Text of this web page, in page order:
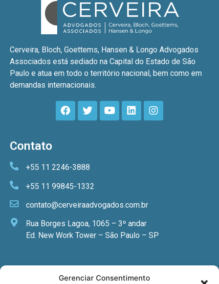
Gerenciar Consentimento
Cerveira, Bloch, Goettems, Hansen & Longo Advogados
Associados está sediado na Capital do Estado de São
Paulo e atua em todo o território nacional, bem como em
demandas internacionais.
Contato
+55 11 2246-3888
+55 11 99845-1332
contato@cerveiraadvogados.com.br
Rua Borges Lagoa, 1065 – 3º andar
Ed. New Work Tower – São Paulo – SP
Newsletter